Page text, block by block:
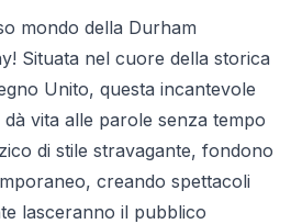
mondo della Durham
Situata nel cuore della storica
Unito, questa incantevole
vita alle parole senza tempo
di stile stravagante, fondono
creando spettacoli
lasceranno il pubblico